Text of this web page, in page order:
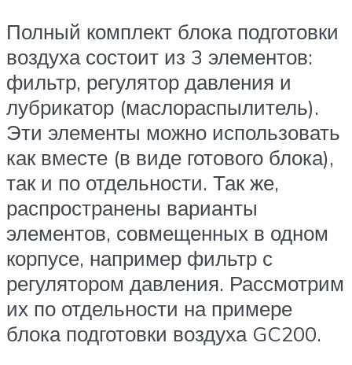
Полный комплект блока подготовки
воздуха состоит из 3 элементов:
фильтр, регулятор давления и
лубрикатор (маслораспылитель).
Эти элементы можно использовать
как вместе (в виде готового блока),
так и по отдельности. Так же,
распространены варианты
элементов, совмещенных в одном
корпусе, например фильтр с
регулятором давления. Рассмотрим
их по отдельности на примере
блока подготовки воздуха GC200.